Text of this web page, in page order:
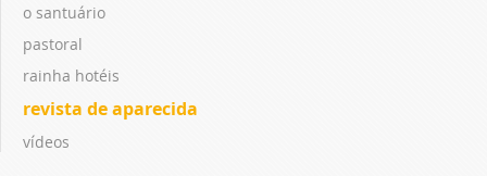
o santuário
pastoral
rainha hotéis
revista de aparecida
vídeos